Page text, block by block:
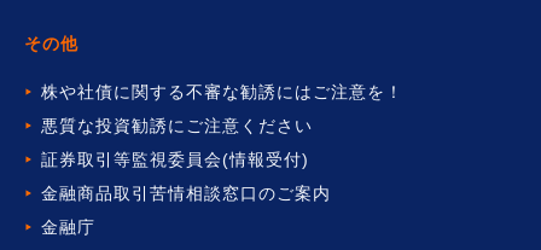
その他
株や社債に関する不審な勧誘にはご注意を！
悪質な投資勧誘にご注意ください
証券取引等監視委員会(情報受付)
金融商品取引苦情相談窓口のご案内
金融庁